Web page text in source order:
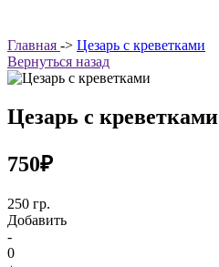
Главная -> Цезарь с креветками
Вернуться назад
Цезарь с креветками
750₽
250 гр.
Добавить
-
0